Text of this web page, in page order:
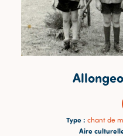
Type : chant de
Aire